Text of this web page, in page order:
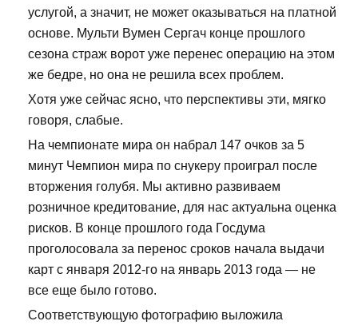
услугой, а значит, не может оказываться на платной
основе. Мульти Вумен Сергач конце прошлого
сезона страж ворот уже перенес операцию на этом
же бедре, но она не решила всех проблем.
Хотя уже сейчас ясно, что перспективы эти, мягко
говоря, слабые.
На чемпионате мира он набрал 147 очков за 5
минут Чемпион мира по снукеру проиграл после
вторжения голубя. Мы активно развиваем
розничное кредитование, для нас актуальна оценка
рисков. В конце прошлого года Госдума
проголосовала за перенос сроков начала выдачи
карт с января 2012-го на январь 2013 года — не
все еще было готово.
Соответствующую фотографию выложила